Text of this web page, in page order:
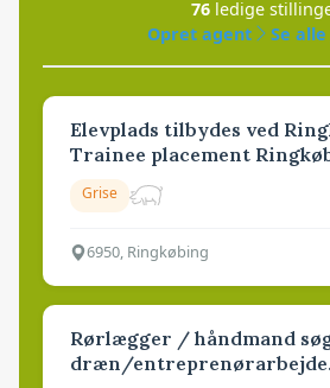
76 ledige
Opret agent
Se
Elevplads tilbydes ved
Trainee placement
Grise
6950, Ringkøbing
Rørlægger / håndmand
dræn/entreprenørarbejde.